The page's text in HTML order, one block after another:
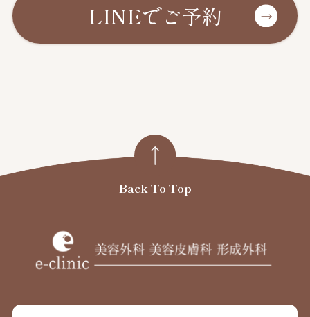
LINEでご予約
Back To Top